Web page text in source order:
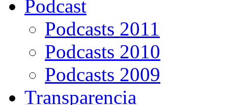
Podcast
Podcasts 2011
Podcasts 2010
Podcasts 2009
Transparencia